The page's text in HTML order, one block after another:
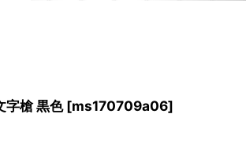
槍 黒色 [ms170709a06]